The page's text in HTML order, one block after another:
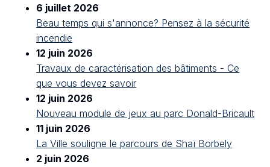
6 juillet 2026
Beau temps qui s'annonce? Pensez à la sécurité
incendie
12 juin 2026
Travaux de caractérisation des bâtiments - Ce
que vous devez savoir
12 juin 2026
Nouveau module de jeux au parc Donald-Bricault
11 juin 2026
La Ville souligne le parcours de Shaï Borbely
2 juin 2026